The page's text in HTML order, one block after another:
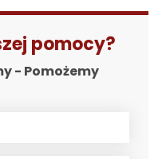
pomocy?
- Pomożemy